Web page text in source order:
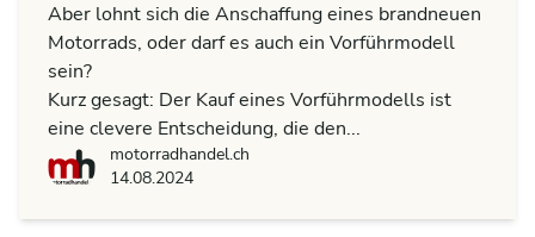
Aber lohnt sich die Anschaffung eines brandneuen
Motorrads, oder darf es auch ein Vorführmodell
sein?
Kurz gesagt: Der Kauf eines Vorführmodells ist
eine clevere Entscheidung, die den...
motorradhandel.ch
motorradhandel.ch
14.08.2024